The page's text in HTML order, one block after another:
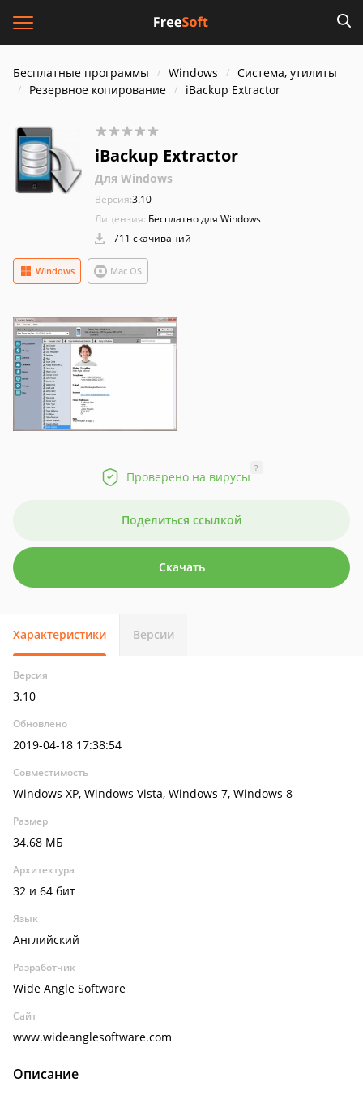
Бесплатные программы Windows
Система, утилиты
Резервное копирование
iBackup Extractor
iBackup Extractor
Для Windows
Версия:3.10
Лицензия: Бесплатно для Windows
711 скачиваний
Mac OS
Windows
Проверено на вирусы
?
Поделиться ссылкой
Скачать
Характеристики Версии
Версия
3.10
Обновлено
2019-04-18 17:38:54
Совместимость
Windows XP, Windows Vista, Windows 7, Windows 8
Размер
34.68 МБ
Архитектура
32 и 64 бит
Язык
Английский
Разработчик
Wide Angle Software
Сайт
www.wideanglesoftware.com
Описание